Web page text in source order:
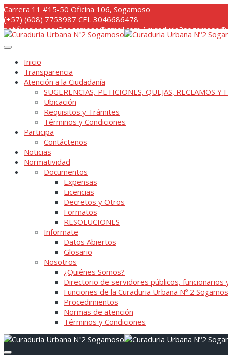
Skip
to
content
Carrera 11 #15-50 Oficina 106, Sogamoso
(+57) (608) 7753987 CEL 3046686478
notificacionescu2sogamoso@gmail.com /
Inicio
Transparencia
Atención a la Ciudadanía
SUGERENCIAS, PETICIONES, QUEJAS, RECLAMOS Y
Ubicación
Requisitos y Trámites
Términos y Condiciones
Participa
Contáctenos
Noticias
Normatividad
Documentos
Expensas
Licencias
Decretos y Otros
Formatos
RESOLUCIONES
Informate
Datos Abiertos
Glosario
Nosotros
¿Quiénes Somos?
Directorio de servidores públicos, funcionarios
Funciones de la Curaduria Urbana Nº 2
Procedimientos
Normas de atención
Términos y Condiciones